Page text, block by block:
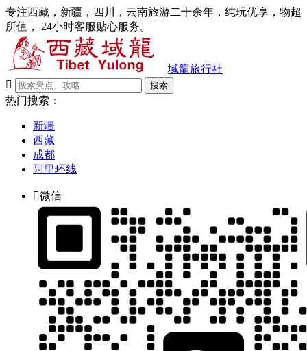
专注西藏，新疆，四川，云南旅游二十余年，纯玩优享，物超
所值， 24小时客服贴心服务。
域龍旅行社

搜索
热门搜索：
新疆
西藏
成都
阿里环线
微信